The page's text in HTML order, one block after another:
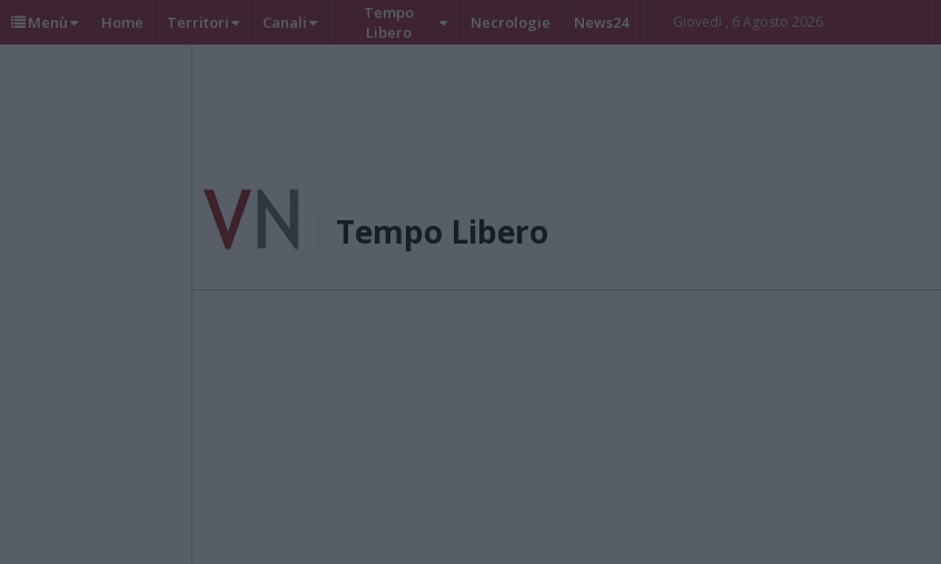
Menù Home Territori Canali
Tempo
Libero
Necrologie News24 Giovedi , 6 Agosto 2026
Tempo Libero